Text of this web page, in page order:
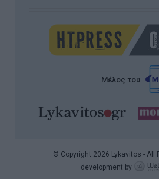
Μέλος του
© Copyright 2026 Lykavitos - All
development by